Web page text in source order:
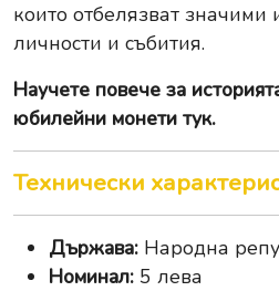
които отбелязват значими
личности и събития.
Научете повече за
юбилейни монети тук.
Технически
Държава: Народна
Номинал: 5 лева